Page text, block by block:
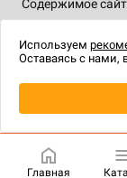
Содержимое
технологии.
Главная
Используем
Оставаясь с нами,